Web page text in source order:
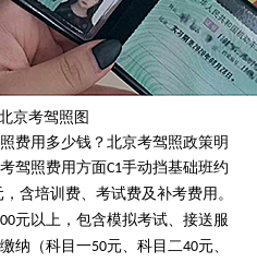
京考驾照图
费用多少钱？北京考驾照政策明
驾照费用方面C1手动挡基础班约
，含培训费、考试费及补考费用。
元以上，包含模拟考试、接送服
纳（科目一50元、科目二40元、